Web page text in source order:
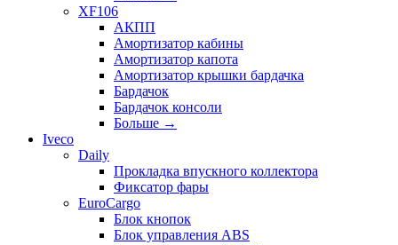
XF106
АКПП
Амортизатор кабины
Амортизатор капота
Амортизатор крышки бардачка
Бардачок
Бардачок консоли
Больше →
Iveco
Daily
Прокладка впускного коллектора
Фиксатор фары
EuroCargo
Блок кнопок
Блок управления ABS